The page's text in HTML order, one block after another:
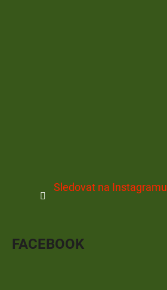
Sledovat na Instagramu
FACEBOOK